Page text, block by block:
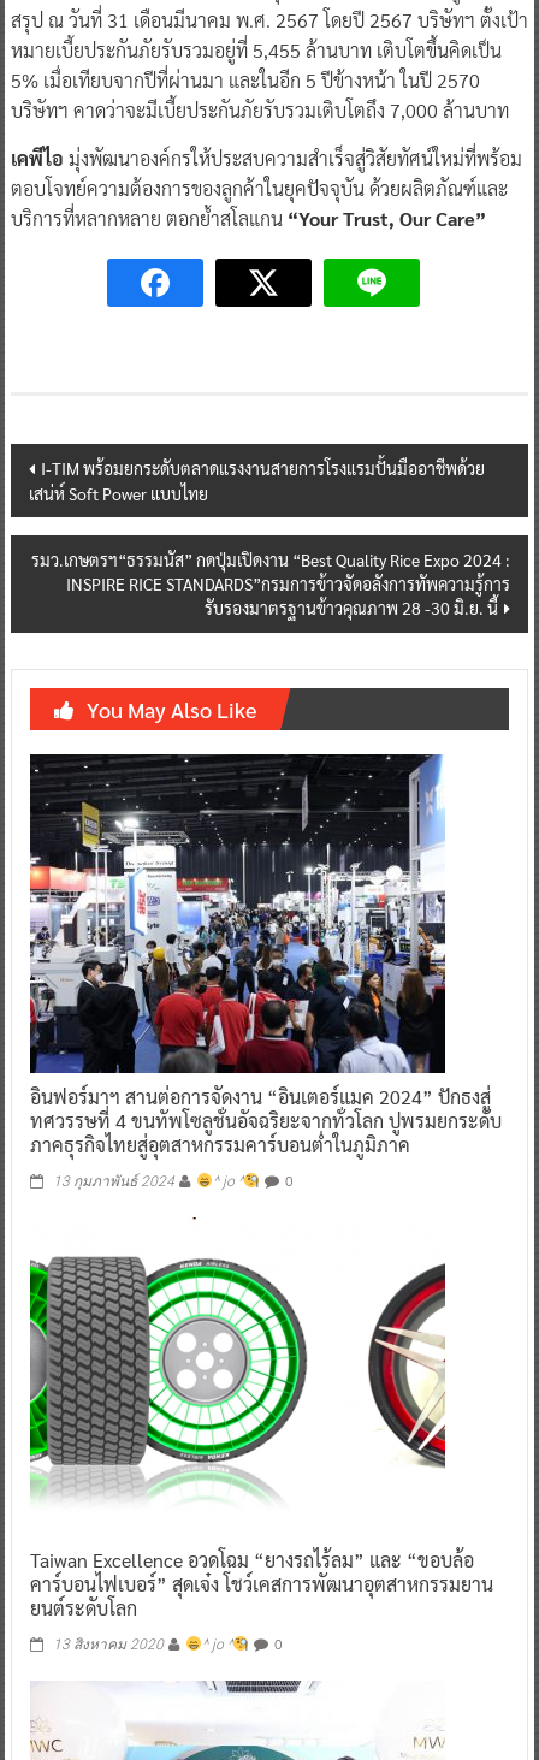
สรุป ณ วันที่ 31 เดือนมีนาคม พ.ศ. 2567 โดยปี 2567 บริษัทฯ ตั้งเป้า
หมายเบี้ยประกันภัยรับรวมอยู่ที่ 5,455 ล้านบาท เติบโตขึ้นคิดเป็น
5% เมื่อเทียบจากปีที่ผ่านมา และในอีก 5 ปีข้างหน้า ในปี 2570
บริษัทฯ คาดว่าจะมีเบี้ยประกันภัยรับรวมเติบโตถึง 7,000 ล้านบาท
เคพีไอ มุ่งพัฒนาองค์กรให้ประสบความสำเร็จสู่วิสัยทัศน์ใหม่ที่พร้อม
ตอบโจทย์ความต้องการของลูกค้าในยุคปัจจุบัน ด้วยผลิตภัณฑ์และ
บริการที่หลากหลาย ตอกย้ำสโลแกน “Your Trust, Our Care”
Post
navigation
I-TIM พร้อมยกระดับตลาดแรงงานสายการโรงแรมปั้นมืออาชีพด้วย
เสน่ห์ Soft Power แบบไทย
รมว.เกษตรฯ“ธรรมนัส” กดปุ่มเปิดงาน “Best Quality Rice Expo 2024 :
INSPIRE RICE STANDARDS”กรมการข้าวจัดอลังการทัพความรู้การ
รับรองมาตรฐานข้าวคุณภาพ 28 -30 มิ.ย. นี้
You May Also Like
อินฟอร์มาฯ สานต่อการจัดงาน “อินเตอร์แมค 2024” ปักธงสู่
ทศวรรษที่ 4 ขนทัพโซลูชั่นอัจฉริยะจากทั่วโลก ปูพรมยกระดับ
ภาคธุรกิจไทยสู่อุตสาหกรรมคาร์บอนต่ำในภูมิภาค
13 กุมภาพันธ์ 2024 ^ jo ^ 0
Taiwan Excellence อวดโฉม “ยางรถไร้ลม” และ “ขอบล้อ
คาร์บอนไฟเบอร์” สุดเจ๋ง โชว์เคสการพัฒนาอุตสาหกรรมยาน
ยนต์ระดับโลก
13 สิงหาคม 2020 ^ jo ^ 0